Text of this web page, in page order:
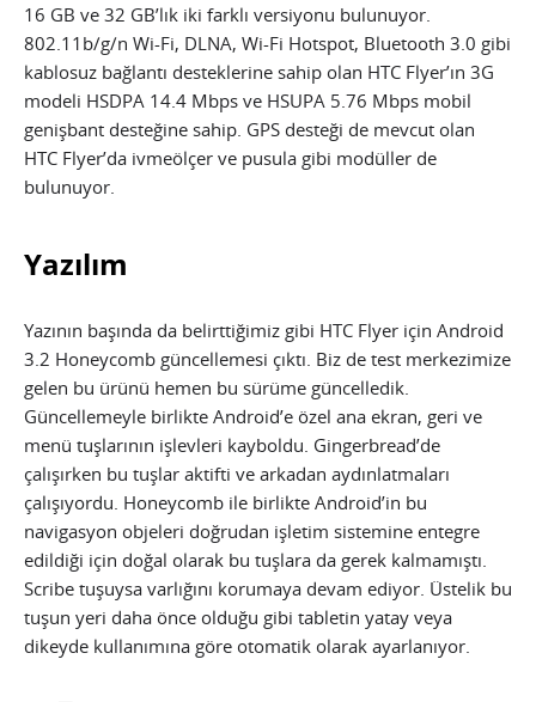
16 GB ve 32 GB’lık iki farklı versiyonu bulunuyor.
802.11b/g/n Wi-Fi, DLNA, Wi-Fi Hotspot, Bluetooth 3.0 gibi
kablosuz bağlantı desteklerine sahip olan HTC Flyer’ın 3G
modeli HSDPA 14.4 Mbps ve HSUPA 5.76 Mbps mobil
genişbant desteğine sahip. GPS desteği de mevcut olan
HTC Flyer’da ivmeölçer ve pusula gibi modüller de
bulunuyor.
Yazılım
Yazının başında da belirttiğimiz gibi HTC Flyer için Android
3.2 Honeycomb güncellemesi çıktı. Biz de test merkezimize
gelen bu ürünü hemen bu sürüme güncelledik.
Güncellemeyle birlikte Android’e özel ana ekran, geri ve
menü tuşlarının işlevleri kayboldu. Gingerbread’de
çalışırken bu tuşlar aktifti ve arkadan aydınlatmaları
çalışıyordu. Honeycomb ile birlikte Android’in bu
navigasyon objeleri doğrudan işletim sistemine entegre
edildiği için doğal olarak bu tuşlara da gerek kalmamıştı.
Scribe tuşuysa varlığını korumaya devam ediyor. Üstelik bu
tuşun yeri daha önce olduğu gibi tabletin yatay veya
dikeyde kullanımına göre otomatik olarak ayarlanıyor.